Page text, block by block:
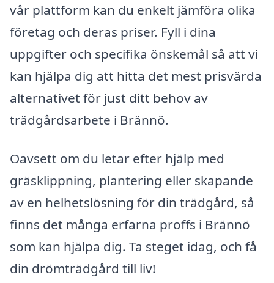
vår plattform kan du enkelt jämföra olika
företag och deras priser. Fyll i dina
uppgifter och specifika önskemål så att vi
kan hjälpa dig att hitta det mest prisvärda
alternativet för just ditt behov av
trädgårdsarbete i Brännö.
Oavsett om du letar efter hjälp med
gräsklippning, plantering eller skapande
av en helhetslösning för din trädgård, så
finns det många erfarna proffs i Brännö
som kan hjälpa dig. Ta steget idag, och få
din drömträdgård till liv!